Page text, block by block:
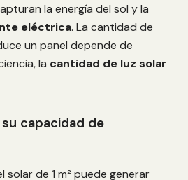
la energía del sol y la
eléctrica. La cantidad de
un panel depende de
la cantidad de luz solar
capacidad de
solar de 1 m² puede generar